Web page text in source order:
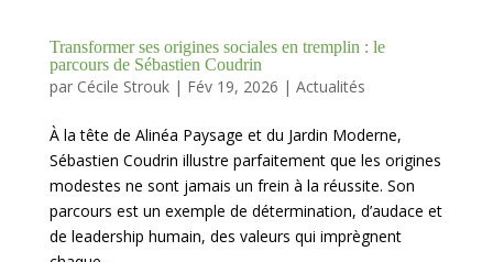
Transformer ses origines sociales en tremplin : le
parcours de Sébastien Coudrin
par Cécile Strouk| Fév 19, 2026 | Actualités
À la tête de Alinéa Paysage et du Jardin Moderne,
Sébastien Coudrin illustre parfaitement que les origines
modestes ne sont jamais un frein à la réussite. Son
parcours est un exemple de détermination, d’audace et
de leadership humain, des valeurs qui imprègnent